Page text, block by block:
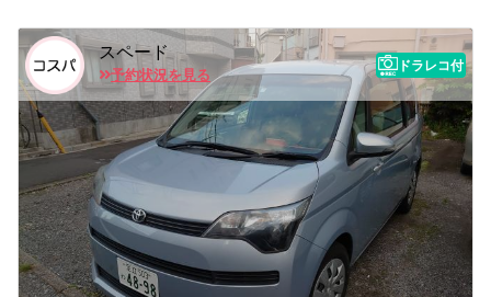
スペード
予約状況を見る
ドラレコ付